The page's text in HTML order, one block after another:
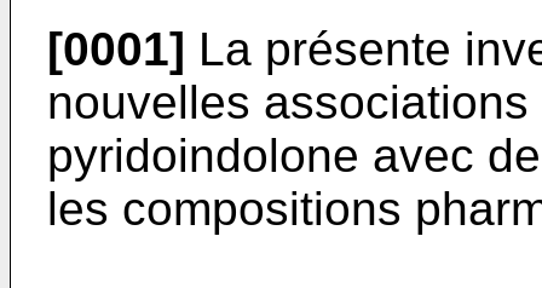
[0001] La présente
nouvelles
pyridoindolone avec
les compositions